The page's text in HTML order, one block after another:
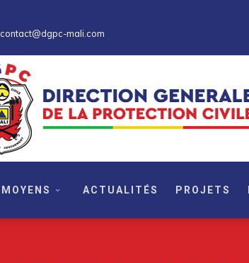
contact@dgpc-mali.com
MOYENS ACTUALITÉS PROJETS